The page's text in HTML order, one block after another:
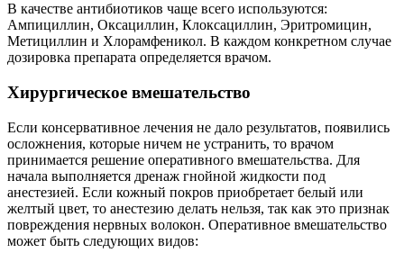
В качестве антибиотиков чаще всего используются:
Ампициллин, Оксациллин, Клоксациллин, Эритромицин,
Метициллин и Хлорамфеникол. В каждом конкретном случае
дозировка препарата определяется врачом.
Хирургическое вмешательство
Если консервативное лечения не дало результатов, появились
осложнения, которые ничем не устранить, то врачом
принимается решение оперативного вмешательства. Для
начала выполняется дренаж гнойной жидкости под
анестезией. Если кожный покров приобретает белый или
желтый цвет, то анестезию делать нельзя, так как это признак
повреждения нервных волокон. Оперативное вмешательство
может быть следующих видов: